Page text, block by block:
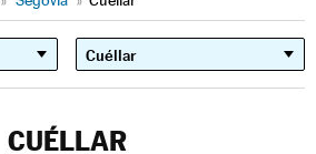
CUÉLLAR